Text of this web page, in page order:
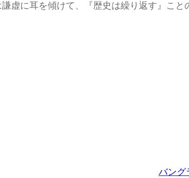
虚に耳を傾けて、『歴史は繰り返す』こと
バング